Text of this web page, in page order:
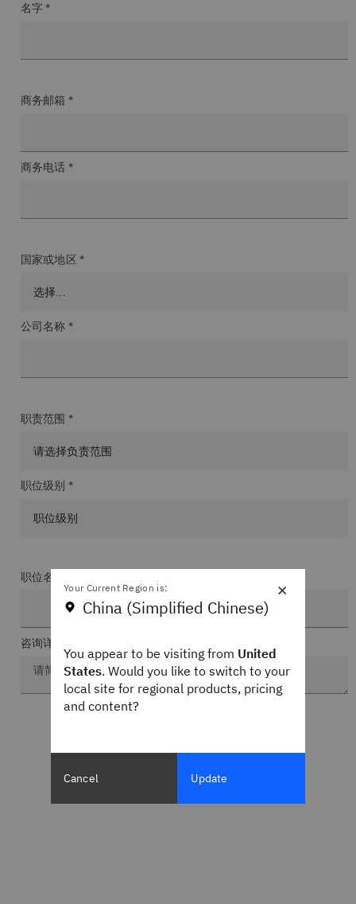
名字 *
商务邮箱 *
商务电话 *
国家或地区 *
公司名称 *
职责范围 *
职位级别 *
职位名称
咨询详情 *
×
Your Current Region is:
China (Simplified Chinese)
You appear to be visiting from United
States. Would you like to switch to your
local site for regional products, pricing
and content?
Cancel Update